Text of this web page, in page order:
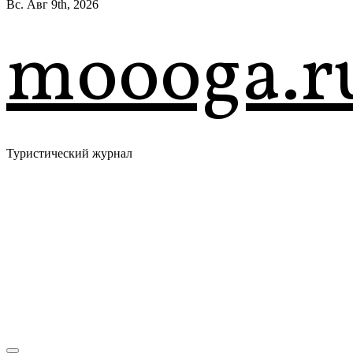
Вс. Авг 9th, 2026
Туристический журнал